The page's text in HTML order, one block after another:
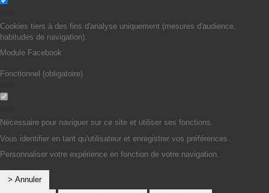
Cookies tiers à des fins d'analyse uniquement (mesures d'audience,
habitudes de navigation).
Module Facebook
Fonctionnel (obligatoire)
Nécessaire pour naviguer sur ce site et utiliser ses fonctions.
Vous identifier en tant qu'utilisateur et enregistrer vos préférences.
Personnaliser votre expérience en fonction de votre navigation.
> Annuler